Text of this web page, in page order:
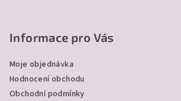
Informace pro Vás
Moje objednávka
Hodnocení obchodu
Obchodní podmínky